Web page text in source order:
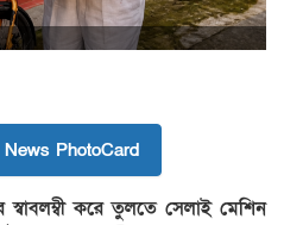
PhotoCard
করে তুলতে সেলাই মেশিন